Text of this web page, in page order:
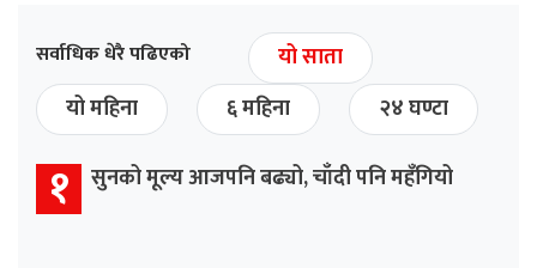
सर्वाधिक धेरै पढिएको
यो साता
यो महिना
६ महिना २४ घण्टा
१ सुनको मूल्य आजपनि बढ्यो, चाँदी पनि महँगियो